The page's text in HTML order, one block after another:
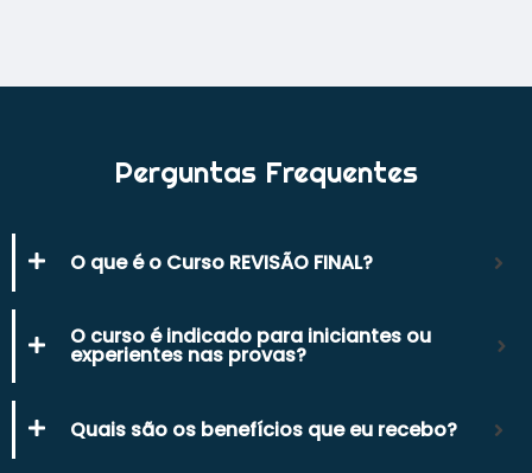
Perguntas Frequentes
O que é o Curso REVISÃO FINAL?
O curso é indicado para iniciantes ou
experientes nas provas?
Quais são os benefícios que eu recebo?